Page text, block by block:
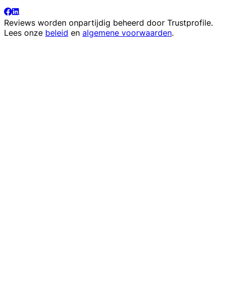
Reviews worden onpartijdig beheerd door Trustprofile.
Lees onze beleid en algemene voorwaarden.